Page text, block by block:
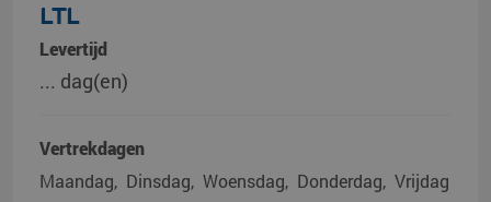
LTL
Levertijd
... dag(en)
Vertrekdagen
Maandag
Dinsdag Woensdag Donderdag Vrijdag